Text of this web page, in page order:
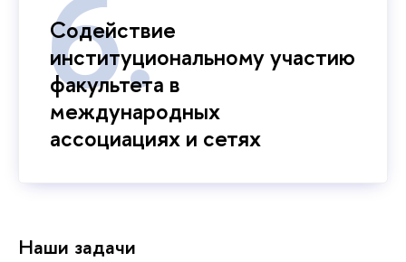
Содействие
институциональному участию
факультета в
международных
ассоциациях и сетях
Наши задачи